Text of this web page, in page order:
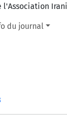
du journal